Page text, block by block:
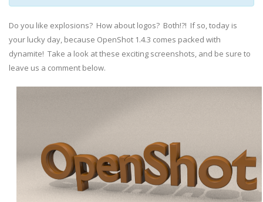
Do you like explosions? How about logos? Both!?! If so, today is
your lucky day, because OpenShot 1.4.3 comes packed with
dynamite! Take a look at these exciting screenshots, and be sure to
leave us a comment below.